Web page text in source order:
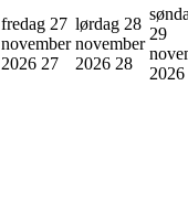
fredag 27
november
2026 27
lørdag 28
november
2026 28
29
2026